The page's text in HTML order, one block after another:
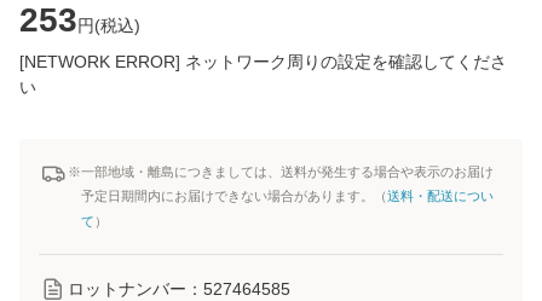
253円(税込)
[NETWORK ERROR] ネットワーク周りの設定を確認してくださ
い
※一部地域・離島につきましては、送料が発生する場合や表示のお届け
予定日期間内にお届けできない場合があります。（送料・配送につい
て ）
ロットナンバー： 527464585